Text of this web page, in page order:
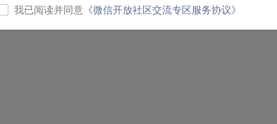
我已阅读并同意 《微信开放社区交流专区服务协议》